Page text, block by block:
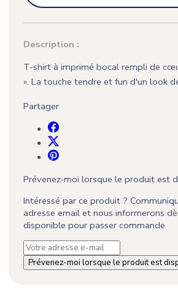
Description :
T-shirt à imprimé bocal rempli de
». La touche tendre et fun d'un look
Partager
Prévenez-moi lorsque le produit est
Intéressé par ce produit ?
adresse email et nous informerons
disponible pour passer commande
Prévenez-moi lorsque le produit est